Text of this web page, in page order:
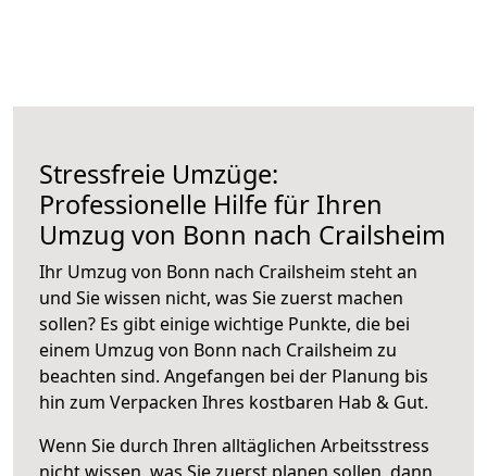
Stressfreie Umzüge:
Professionelle Hilfe für Ihren
Umzug von Bonn nach Crailsheim
Ihr Umzug von Bonn nach Crailsheim steht an
und Sie wissen nicht, was Sie zuerst machen
sollen? Es gibt einige wichtige Punkte, die bei
einem Umzug von Bonn nach Crailsheim zu
beachten sind. Angefangen bei der Planung bis
hin zum Verpacken Ihres kostbaren Hab & Gut.
Wenn Sie durch Ihren alltäglichen Arbeitsstress